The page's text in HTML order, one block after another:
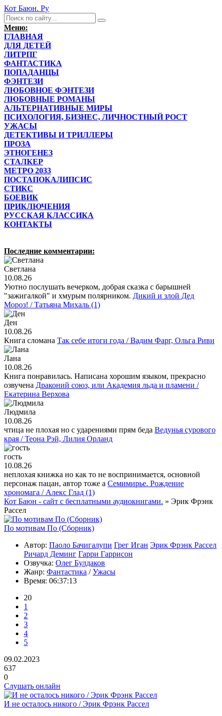
Кот Баюн. Ру
Меню:
ГЛАВНАЯ
ДЛЯ ДЕТЕЙ
ЛИТРПГ
ФАНТАСТИКА
ПОПАДАНЦЫ
ФЭНТЕЗИ
ЛЮБОВНОЕ ФЭНТЕЗИ
ЛЮБОВНЫЕ РОМАНЫ
АЛЬТЕРНАТИВНЫЕ МИРЫ
ПСИХОЛОГИЯ, БИЗНЕС, ЛИЧНОСТНЫЙ РОСТ
УЖАСЫ
ДЕТЕКТИВЫ И ТРИЛЛЕРЫ
ПРОЗА
ЭТНОГЕНЕЗ
СТАЛКЕР
МЕТРО 2033
ПОСТАПОКАЛИПСИС
СТИКС
БОЕВИК
ПРИКЛЮЧЕНИЯ
РУССКАЯ КЛАССИКА
КОНТАКТЫ
Последние комментарии:
Светлана
10.08.26
Уютно послушать вечерком, добрая сказка с барышней
"зажигалкой" и хмурым полярником. Дикий и злой Дед
Мороз! / Татьяна Михаль (1)
Ден
10.08.26
Книга сломана Так себе итоги года / Вадим Фарг, Ольга Риви
Лана
10.08.26
Книга понравилась. Написана хорошим языком, прекрасно
озвучена Драконий союз, или Академия льда и пламени /
Екатерина Верхова
Людмила
10.08.26
чтица не плохая но с ударениями прям беда Ведунья сурового
края / Теона Рэй, Лилия Орланд
гость
10.08.26
неплохая книжка но как то не воспринимается, основной
персонаж пацан, автор тоже а Семимирье. Рождение
хрономага / Алекс Глад (1)
Кот Баюн - сайт с бесплатными аудиокнигами. » Эрик Фрэнк
Рассел
По мотивам По (Сборник)
Автор: Паоло Бачигалупи Грег Иган Эрик Фрэнк Рассел
Ричард Деминг Гарри Гаррисон
Озвучка: Олег Булдаков
Жанр: Фантастика /Ужасы
Время: 06:37:13
20
1
2
3
4
5
09.02.2023
637
0
Слушать онлайн
И не осталось никого / Эрик Фрэнк Рассел